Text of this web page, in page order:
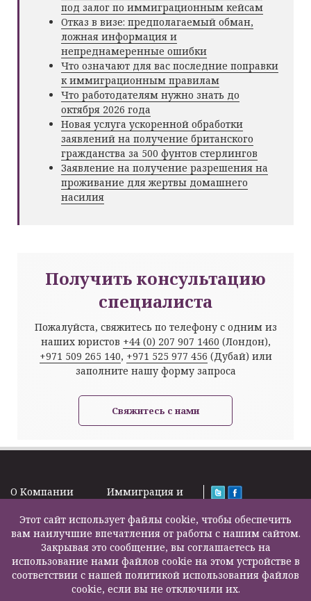
под залог по иммиграционным кейсам
Отказ в визе: предполагаемый обман,
ложная информация и
непреднамеренные ошибки
Что означают для вас последние поправки
к иммиграционным правилам
Что работодателям нужно знать до
октября 2026 года
Новая услуга ускоренной обработки
заявлений на получение британского
гражданства за 500 фунтов стерлингов
Заявление на получение разрешения на
проживание для жертвы домашнего
насилия
Получить консультацию
специалиста
Пожалуйста, свяжитесь по телефону с одним из
наших юристов +44 (0) 207 907 1460 (Лондон),
+971 509 265 140, +971 525 977 456 (Дубай) или
заполните нашу форму запроса
Свяжитесь с нами
O Kомпании
Подписка на
новости
Задать вопрос
Карта сайта
Контакты
Иммиграция и
Налоги и пенсии
Бизнес услуги
Недвижимость
Образование
Страхование
жизни
2000 – 2026©
F200500002
Этот сайт использует файлы cookie, чтобы обеспечить
вам наилучшие впечатления от работы с нашим сайтом.
Закрывая это сообщение, вы соглашаетесь на
использование нами файлов cookie на этом устройстве в
соответствии с нашей политикой использования файлов
cookie, если вы не отключили их.